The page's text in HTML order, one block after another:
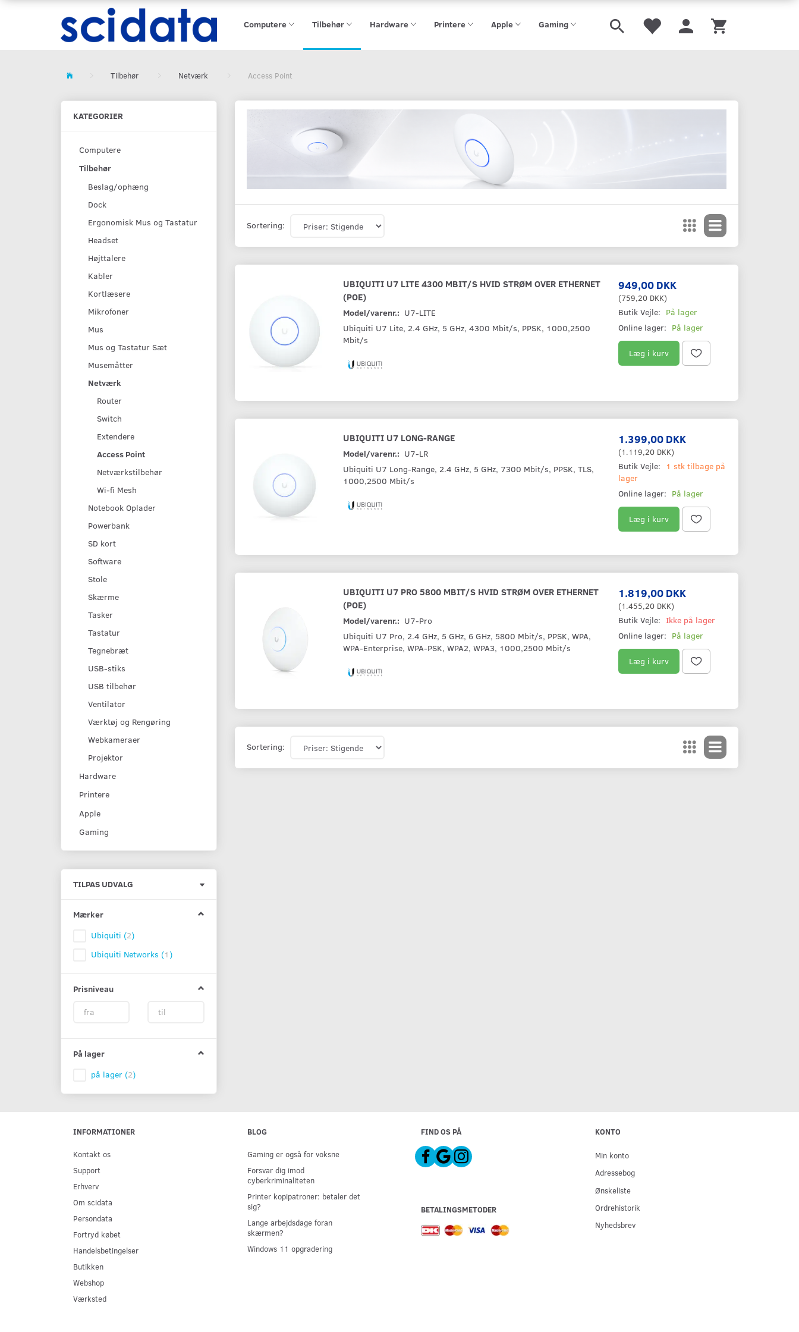
Computere Tilbehør Hardware Printere Apple Gaming
Tilbehør Netværk Access Point
KATEGORIER
Computere
Tilbehør
Beslag/ophæng
Dock
Ergonomisk Mus og Tastatur
Headset
Højttalere
Kabler
Kortlæsere
Mikrofoner
Mus
Mus og Tastatur Sæt
Musemåtter
Netværk
Router
Switch
Extendere
Access Point
Netværkstilbehør
Wi-fi Mesh
Notebook Oplader
Powerbank
SD kort
Software
Stole
Skærme
Tasker
Tastatur
Tegnebræt
USB-stiks
USB tilbehør
Ventilator
Værktøj og Rengøring
Webkameraer
Projektor
Hardware
Printere
Apple
Gaming
TILPAS UDVALG
Mærker
Ubiquiti (2)
Ubiquiti Networks (1)
Prisniveau
På lager
på lager (2)
Sortering:
UBIQUITI U7 LITE 4300 MBIT/S HVID STRØM OVER ETHERNET
(POE)
Model/varenr.: U7-LITE
Ubiquiti U7 Lite, 2.4 GHz, 5 GHz, 4300 Mbit/s, PPSK, 1000,2500
Mbit/s
949,00 DKK
(759,20 DKK)
Butik Vejle: På lager
Online lager: På lager
Læg i kurv
UBIQUITI U7 LONG-RANGE
Model/varenr.: U7-LR
Ubiquiti U7 Long-Range, 2.4 GHz, 5 GHz, 7300 Mbit/s, PPSK, TLS,
1000,2500 Mbit/s
1.399,00 DKK
(1.119,20 DKK)
Butik Vejle:
1 stk tilbage på
lager
Online lager: På lager
Læg i kurv
UBIQUITI U7 PRO 5800 MBIT/S HVID STRØM OVER ETHERNET
(POE)
Model/varenr.: U7-Pro
Ubiquiti U7 Pro, 2.4 GHz, 5 GHz, 6 GHz, 5800 Mbit/s, PPSK, WPA,
WPA-Enterprise, WPA-PSK, WPA2, WPA3, 1000,2500 Mbit/s
1.819,00 DKK
(1.455,20 DKK)
Butik Vejle: Ikke på lager
Online lager: På lager
Læg i kurv
Sortering:
INFORMATIONER
Kontakt os
Support
Erhverv
Om scidata
Persondata
Fortryd købet
Handelsbetingelser
Butikken
Webshop
Værksted
BLOG
Gaming er også for voksne
Forsvar dig imod
cyberkriminaliteten
Printer kopipatroner: betaler det
sig?
Lange arbejdsdage foran
skærmen?
Windows 11 opgradering
FIND OS PÅ
BETALINGSMETODER
KONTO
Min konto
Adressebog
Ønskeliste
Ordrehistorik
Nyhedsbrev